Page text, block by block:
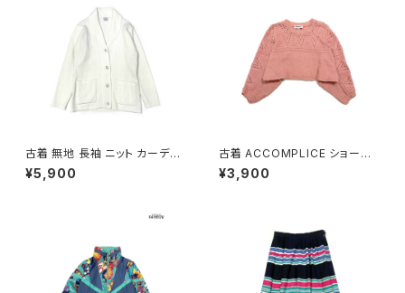
古着 無地 長袖 ニット カーディ
ガン 白 (ttu2508107)
¥5,900
古着 ACCOMPLICE ショート
丈 アメリカ製 無地 長袖 ニット
セーター ピンク (ttu2501058)
¥3,900